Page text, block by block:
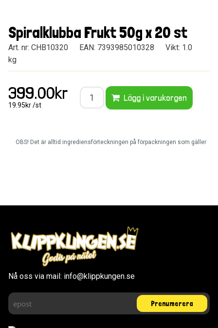
Spiralklubba Frukt 50g x 20 st
Art. nr: CHB10320 EAN: 7393985010328
Vikt: 1.0
kg
399.00kr
19.95kr /st
Lägg i varukorgen
OBS! Det är alltid ingrediensförteckningen på förpackningen som gäller
Nå oss via mail: info@klippkungen.se